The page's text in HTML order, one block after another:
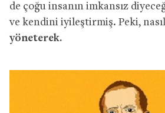
de çoğu insanın imkansız
ve kendini iyileştirmiş. Peki,
yöneterek.